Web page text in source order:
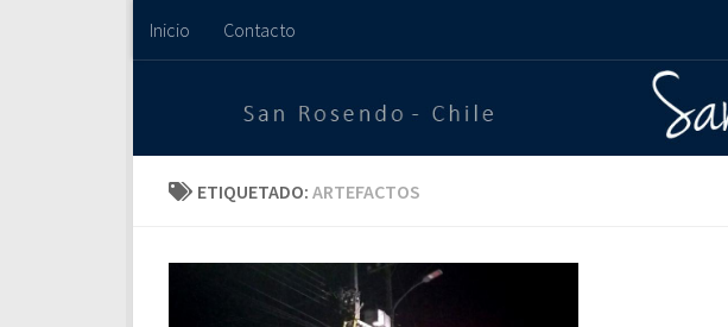
Saltar al contenido
Inicio Contacto
ETIQUETADO: ARTEFACTOS